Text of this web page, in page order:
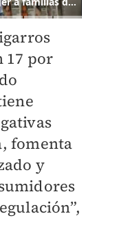
17 por
fomenta
y